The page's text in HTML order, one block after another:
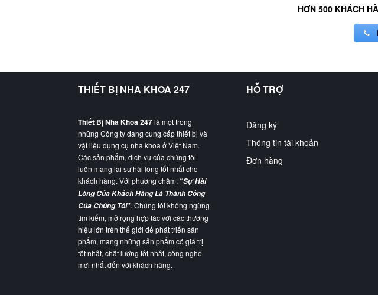
HƠN 500 KHÁCH
THIẾT BỊ NHA KHOA 247
Thiết Bị Nha Khoa 247là một trong
những Công ty đang cung cấp thiết bị và
vật liệu dụng cụ nha khoa ở Việt Nam.
Các sản phẩm, dịch vụ của chúng tôi
luôn mang lại sự hài lòng tốt nhất cho
khách hàng. Với phương châm:“Sự Hài
Lòng Của Khách Hàng Là Thành Công
Của Chúng Tôi”. Chúng tôi không ngừng
tìm kiếm, mở rộng hợp tác với các thương
hiệu lớn trên thế giới để phát triển sản
phẩm, mang những sản phẩm có giá trị
tốt nhất, chất lượng tốt nhất, công nghệ
mới nhất đến với khách hàng.
HỖ TRỢ
Đăng ký
Thông tin tài khoản
Đơn hàng